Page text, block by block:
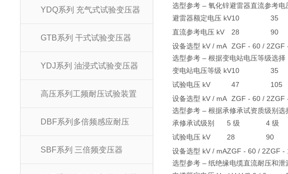
YDQ系列 充气式试验变压器
GTB系列 干式试验变压器
YDJ系列 油浸式试验变压器
高压系列工频耐压试验装置
DBF系列多倍频感应耐压
SBF系列 三倍频变压器
选型参考 – 氧化锌避雷器直流参考电
避雷器额定电压 kV10 35
直流参考电压 kV
28 90
设备选型 kV / mA ZGF - 60 / 2ZGF
选型参考 – 根据变电站电压等级选择
变电站电压等级 kV10 35
试验电压 kV
47 105
设备选型 kV / mA ZGF - 60 / 2ZGF
选型参考 – 根据承修承试资质级别选
承修承试级别
5 级 4 级
试验电压 kV
28 90
设备选型 kV / mAZGF - 60 / 2ZGF -
选型参考 – 纸绝缘电缆直流耐压和泄